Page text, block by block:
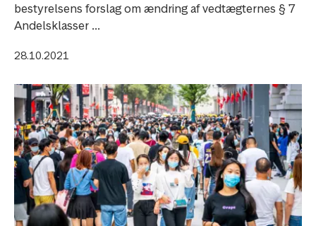
bestyrelsens forslag om ændring af vedtægternes § 7
Andelsklasser ...
28.10.2021